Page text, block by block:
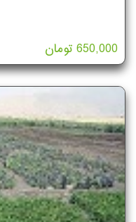
650,000 تومان